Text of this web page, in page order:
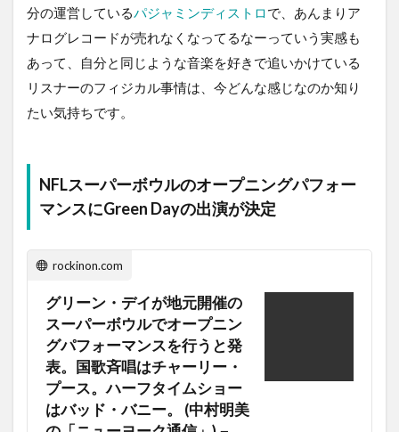
分の運営しているパジャミンディストロで、あんまりア
ナログレコードが売れなくなってるなーっていう実感も
あって、自分と同じような音楽を好きで追いかけている
リスナーのフィジカル事情は、今どんな感じなのか知り
たい気持ちです。
NFLスーパーボウルのオープニングパフォー
マンスにGreen Dayの出演が決定
rockinon.com
グリーン・デイが地元開催の
スーパーボウルでオープニン
グパフォーマンスを行うと発
表。国歌斉唱はチャーリー・
プース。ハーフタイムショー
はバッド・バニー。 (中村明美